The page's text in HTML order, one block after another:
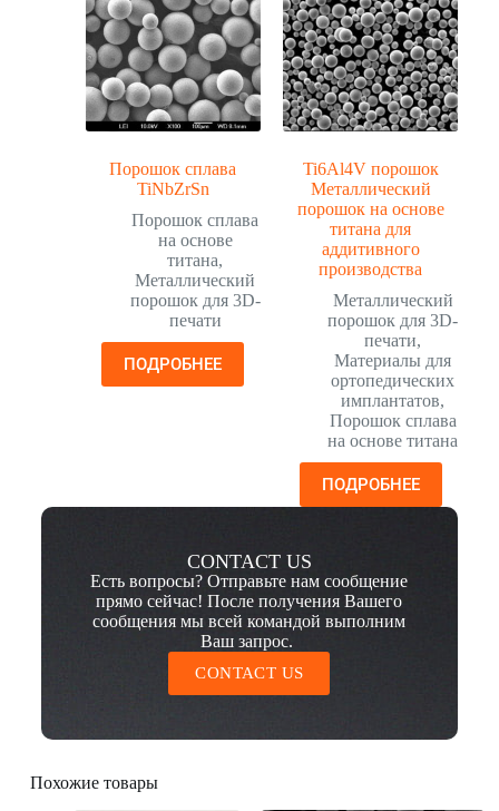
Порошок сплава
TiNbZrSn
Порошок сплава
на основе
титана,
Металлический
порошок для 3D-
печати
ПОДРОБНЕЕ
Ti6Al4V порошок
Металлический
порошок на основе
титана для
аддитивного
производства
Металлический
порошок для 3D-
печати,
Материалы для
ортопедических
имплантатов,
Порошок сплава
на основе титана
ПОДРОБНЕЕ
CONTACT US
Есть вопросы? Отправьте нам сообщение
прямо сейчас! После получения Вашего
сообщения мы всей командой выполним
Ваш запрос.
CONTACT US
Похожие товары